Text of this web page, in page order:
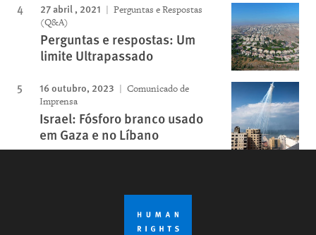
27 abril , 2021
Perguntas e Respostas
(Q&A)
Perguntas e respostas: Um
limite Ultrapassado
16 outubro, 2023
Comunicado de
Imprensa
Israel: Fósforo branco usado
em Gaza e no Líbano